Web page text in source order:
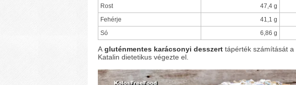
Rost
47,4 g
Fehérje
41,1 g
Só
6,86 g
A gluténmentes karácsonyi desszert tápérték számítását a
Katalin dietetikus végezte el.